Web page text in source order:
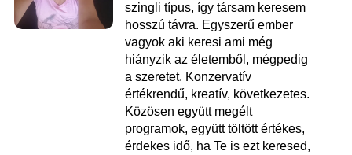
szingli típus, így társam keresem
hosszú távra. Egyszerű ember
vagyok aki keresi ami még
hiányzik az életemből, mégpedig
a szeretet. Konzervatív
értékrendű, kreatív, következetes.
Közösen együtt megélt
programok, együtt töltött értékes,
érdekes idő, ha Te is ezt keresed,